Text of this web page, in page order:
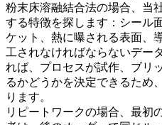
粉末床溶融結合法の場合、当
する特徴を探します：シール
ケット、熱に曝される表面、
工されなければならないデー
れば、プロセスが試作、ブリ
るかどうかを決定できるため
ります。
リピートワークの場合、最初